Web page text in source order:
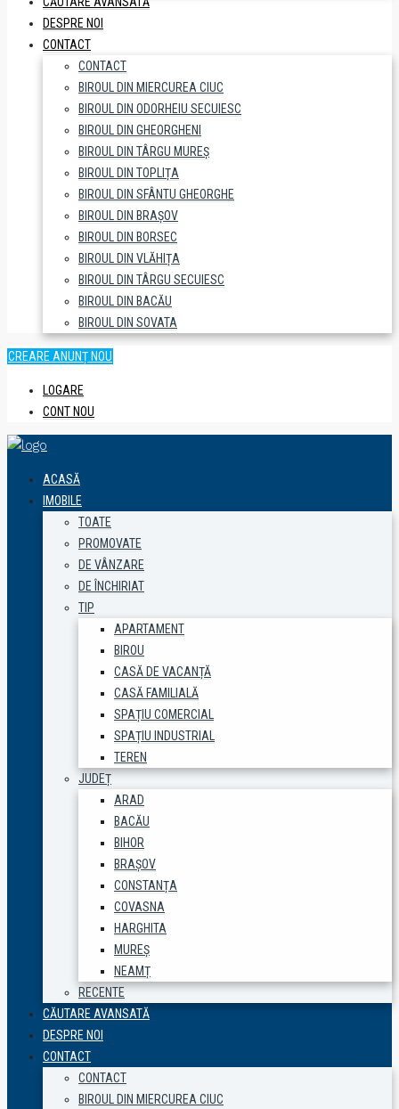
DESPRE NOI
CONTACT
CONTACT
BIROUL DIN MIERCUREA CIUC
BIROUL DIN ODORHEIU SECUIESC
BIROUL DIN GHEORGHENI
BIROUL DIN TÂRGU MUREȘ
BIROUL DIN TOPLIȚA
BIROUL DIN SFÂNTU GHEORGHE
BIROUL DIN BRAȘOV
BIROUL DIN BORSEC
BIROUL DIN VLĂHIȚA
BIROUL DIN TÂRGU SECUIESC
BIROUL DIN BACĂU
BIROUL DIN SOVATA
CREARE ANUNȚ NOU
LOGARE
CONT NOU
ACASĂ
IMOBILE
TOATE
PROMOVATE
DE VÂNZARE
DE ÎNCHIRIAT
TIP
APARTAMENT
BIROU
CASĂ DE VACANȚĂ
CASĂ FAMILIALĂ
SPAȚIU COMERCIAL
SPAȚIU INDUSTRIAL
TEREN
JUDEȚ
ARAD
BACĂU
BIHOR
BRAȘOV
CONSTANȚA
COVASNA
HARGHITA
MUREȘ
NEAMȚ
RECENTE
CĂUTARE AVANSATĂ
DESPRE NOI
CONTACT
CONTACT
BIROUL DIN MIERCUREA CIUC